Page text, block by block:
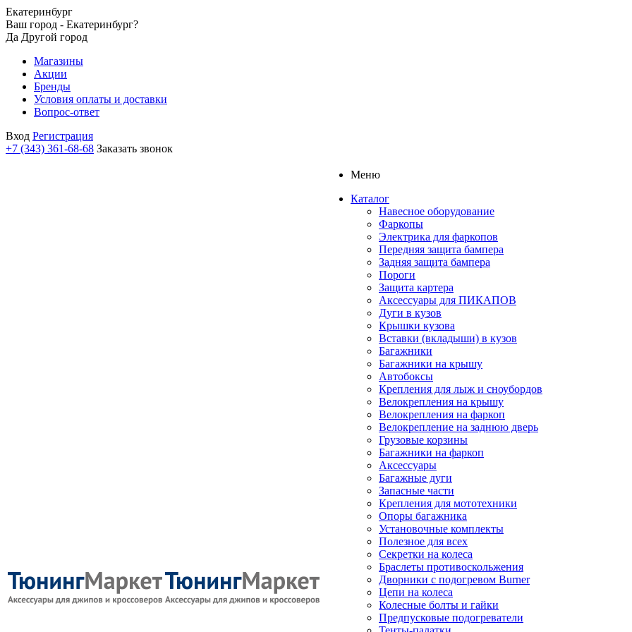
Екатеринбург
Ваш город - Екатеринбург?
Да Другой город
Магазины
Акции
Бренды
Условия оплаты и доставки
Вопрос-ответ
Вход Регистрация
+7 (343) 361-68-68 Заказать звонок
Меню
Каталог
Навесное оборудование
Фаркопы
Электрика для фаркопов
Передняя защита бампера
Задняя защита бампера
Пороги
Защита картера
Аксессуары для ПИКАПОВ
Дуги в кузов
Крышки кузова
Вставки (вкладыши) в кузов
Багажники
Багажники на крышу
Автобоксы
Крепления для лыж и сноубордов
Велокрепления на крышу
Велокрепления на фаркоп
Велокрепление на заднюю дверь
Грузовые корзины
Багажники на фаркоп
Аксессуары
Багажные дуги
Запасные части
Крепления для мототехники
Опоры багажника
Установочные комплекты
Полезное для всех
Секретки на колеса
Браслеты противоскольжения
Дворники с подогревом Burner
Цепи на колеса
Колесные болты и гайки
Предпусковые подогреватели